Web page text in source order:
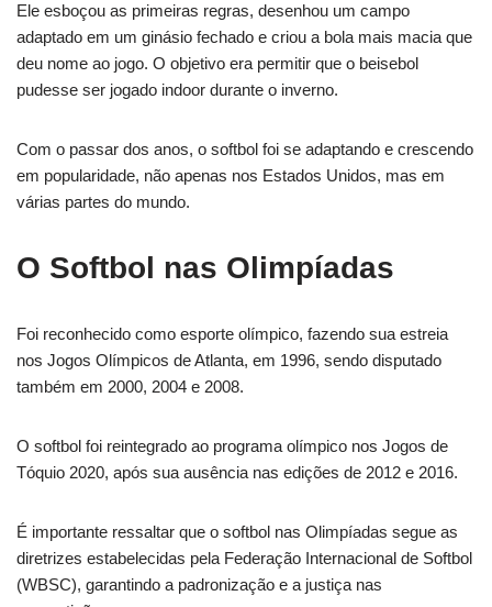
Ele esboçou as primeiras regras, desenhou um campo
adaptado em um ginásio fechado e criou a bola mais macia que
deu nome ao jogo. O objetivo era permitir que o beisebol
pudesse ser jogado indoor durante o inverno.
Com o passar dos anos, o softbol foi se adaptando e crescendo
em popularidade, não apenas nos Estados Unidos, mas em
várias partes do mundo.
O Softbol nas Olimpíadas
Foi reconhecido como esporte olímpico, fazendo sua estreia
nos Jogos Olímpicos de Atlanta, em 1996, sendo disputado
também em 2000, 2004 e 2008.
O softbol foi reintegrado ao programa olímpico nos Jogos de
Tóquio 2020, após sua ausência nas edições de 2012 e 2016.
É importante ressaltar que o softbol nas Olimpíadas segue as
diretrizes estabelecidas pela Federação Internacional de Softbol
(WBSC), garantindo a padronização e a justiça nas